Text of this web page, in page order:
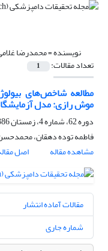
نویسنده =محمدرضا
تعداد مقالات: 1
مطالعه شاخص‌های
موش رازی: مدل
دوره 62، شماره 4، زمستان 1386
فاطمه توده دهقان،
مشاهده مقاله
اصل
مقالات آماده انتشار
شماره جاری